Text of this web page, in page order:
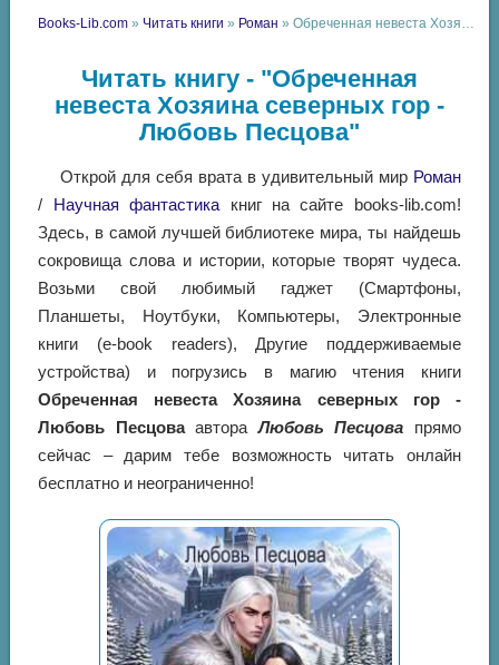
Books-Lib.com » Читать книги » Роман » Обреченная невеста Хозяина северных гор - Любовь Песцова
Читать книгу - "Обреченная
невеста Хозяина северных гор -
Любовь Песцова"
Открой для себя врата в удивительный мир Роман
/ Научная фантастика книг на сайте books-lib.com!
Здесь, в самой лучшей библиотеке мира, ты найдешь
сокровища слова и истории, которые творят чудеса.
Возьми свой любимый гаджет (Смартфоны,
Планшеты, Ноутбуки, Компьютеры, Электронные
книги (e-book readers), Другие поддерживаемые
устройства) и погрузись в магию чтения книги
Обреченная невеста Хозяина северных гор -
Любовь ПесцоваавтораЛюбовь Песцова прямо
сейчас – дарим тебе возможность читать онлайн
бесплатно и неограниченно!